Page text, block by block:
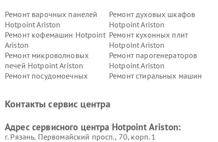
Ремонт варочных панелей
Hotpoint Ariston
Ремонт духовых шкафов
Hotpoint Ariston
Ремонт кофемашин Hotpoint
Ariston
Ремонт кухонных плит
Hotpoint Ariston
Ремонт микроволновых
печей Hotpoint Ariston
Ремонт парогенераторов
Hotpoint Ariston
Ремонт посудомоечных
Ремонт стиральных машин
Hotpoint Ariston
Hotpoint Ariston
Ariston
Hotpoint Ariston
Контакты сервис центра
Адрес сервисного центра Hotpoint Ariston:
г. Рязань, Первомайский просп., 70, корп. 1